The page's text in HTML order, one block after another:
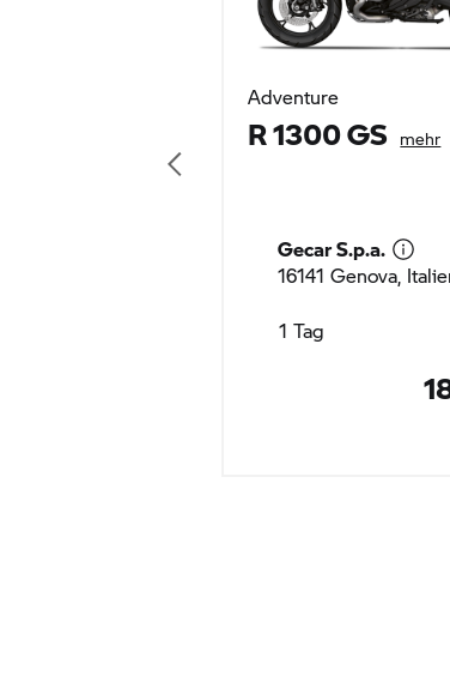
Adventure
R 1300 GS mehr
Gecar S.p.a.
16141 Genova,
1 Tag